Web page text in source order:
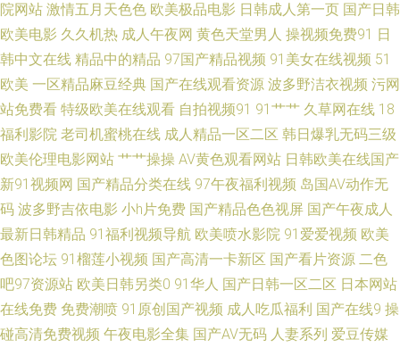
慰 黄色小片8848 欧美久久草在线 日韩欧美www 91豆花在线看 超碰在线97
日本 日本槽逼草莓视频 欧美三级aaa 午夜影院0050 91视频9999 超碰人妻主
页 国产久草要 久热这里 人人操人人摸 五月花婷婷综合 91传媒在线观看 爱
看欧美肏屄 97狠狠 国产看mv人人 另类综合图 午夜福利色色99 btav天堂在
线 韩国理论午夜 人人97操 午夜九二福利 91高清系列 www91c伊人 国产w色
麻豆 美女超碰在线 三级国产在线 亚洲天堂官方网站 99啪啪热 美女A片视频
色资源网 尤物色情 91字幕中文视频 国产成人www 麻豆爱爱网 日韩天天肏
院网站 激情五月天色色 欧美极品电影 日韩成人第一页 国产日韩
欧美电影 久久机热 成人午夜网 黄色天堂男人 操视频免费91 日
韩中文在线 精品中的精品 97国产精品视频 91美女在线视频 51
欧美 一区精品麻豆经典 国产在线观看资源 波多野洁衣视频 污网
站免费看 特级欧美在线观看 自拍视频91 91艹艹 久草网在线 18
福利影院 老司机蜜桃在线 成人精品一区二区 韩日爆乳无码三级
欧美伦理电影网站 艹艹操操 AV黄色观看网站 日韩欧美在线国产
新91视频网 国产精品分类在线 97午夜福利视频 岛国AV动作无
码 波多野吉依电影 小h片免费 国产精品色色视屏 国产午夜成人
最新日韩精品 91福利视频导航 欧美喷水影院 91爱爱视频 欧美
色图论坛 91榴莲小视频 国产高清一卡新区 国产看片资源 二色
吧97资源站 欧美日韩另类0 91华人 国产日韩一区二区 日本网站
在线免费 免费潮喷 91原创国产视频 成人吃瓜福利 国产在线9 操
碰高清免费视频 午夜电影全集 国产AV无码 人妻系列 爱豆传媒